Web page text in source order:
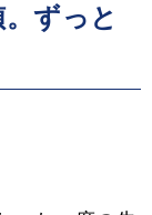
ずっと